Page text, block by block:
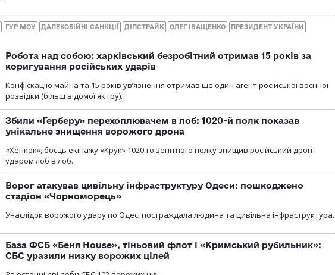
ГУР МОУ ДАЛЕКОБІЙНІ САНКЦІЇ ДІПСТРАЙК ОЛЕГ ІВАЩЕНКО ПРЕЗИДЕНТ УКРАЇНИ
Робота над собою: харківський безробітний отримав 15 років за
коригування російських ударів
Конфіскацію майна та 15 років увʼязнення отримав ще один агент російської воєнної
розвідки (більш відомої як гру).
Збили «Герберу» перехоплювачем в лоб: 1020-й полк показав
унікальне знищення ворожого дрона
«Хенкок», боєць екіпажу «Крук» 1020-го зенітного полку знищив російський дрон
ударом лоб в лоб.
Ворог атакував цивільну інфраструктуру Одеси: пошкоджено
стадіон «Чорноморець»
Унаслідок ворожого удару по Одесі постраждала людина та цивільна інфраструктура.
База ФСБ «Беня House», тіньовий флот і «Кримський рубильник»:
СБС уразили низку ворожих цілей